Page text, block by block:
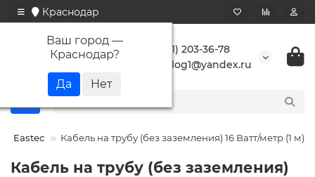
Краснодар
Ваш город —
Краснодар?
+7 (861) 203-36-78
buranlog1@yandex.ru
Eastec Кабель на трубу (без заземления) 16 Ватт/метр (1 м)
Кабель на трубу (без заземления)